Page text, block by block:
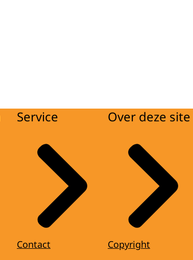
Service
Contact
Over deze site
Copyright